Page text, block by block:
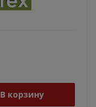
В корзину